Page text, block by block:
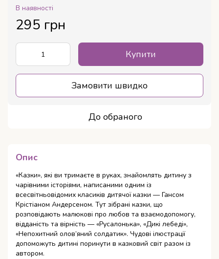
В наявності
295 грн
Купити
Замовити швидко
До обраного
Опис
«Казки», які ви тримаєте в руках, знайомлять дитину з
чарівними історіями, написаними одним із
всесвітньовідомих класиків дитячої казки — Гансом
Крістіаном Андерсеном. Тут зібрані казки, що
розповідають малюкові про любов та взаємодопомогу,
відданість та вірність — «Русалонька», «Дикі лебеді»,
«Непохитний олов’яний солдатик». Чудові ілюстрації
допоможуть дитині поринути в казковий світ разом із
автором.